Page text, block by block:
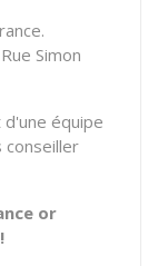
Simon
équipe
or